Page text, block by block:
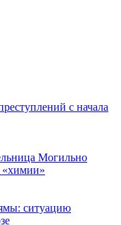
с начала
Могильно
«химии»
ситуацию